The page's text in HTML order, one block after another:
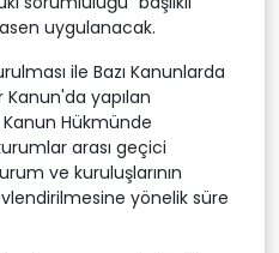
uygulanacak.
ile Bazı Kanunlarda
Kanun'da yapılan
Kanun Hükmünde
arası geçici
ve kuruluşlarının
yönelik süre